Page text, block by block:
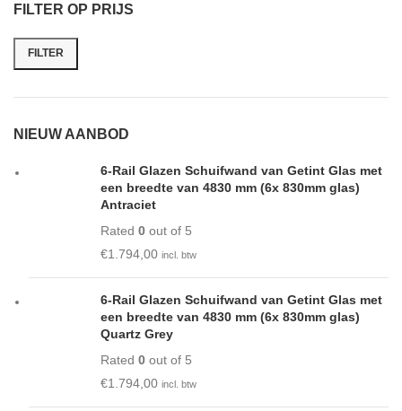
FILTER OP PRIJS
FILTER
NIEUW AANBOD
6-Rail Glazen Schuifwand van Getint Glas met
een breedte van 4830 mm (6x 830mm glas)
Antraciet
Rated 0 out of 5
€1.794,00 incl. btw
6-Rail Glazen Schuifwand van Getint Glas met
een breedte van 4830 mm (6x 830mm glas)
Quartz Grey
Rated 0 out of 5
€1.794,00 incl. btw